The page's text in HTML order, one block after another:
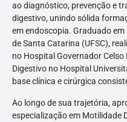
ao diagnóstico, prevenção e
digestivo, unindo sólida
em endoscopia. Graduado em
de Santa Catarina (UFSC),
no Hospital Governador
Digestivo no Hospital
base clínica e cirúrgica
Ao longo de sua trajetória,
especialização em Motilidade